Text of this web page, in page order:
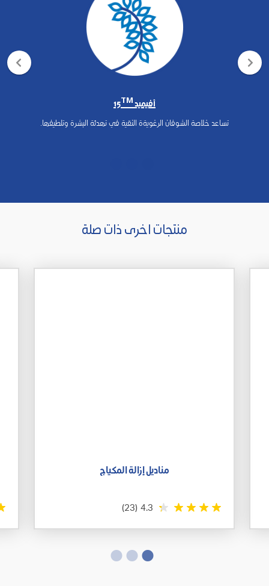
أفيميد 15ᵀᴹ
تساعد خلاصة الشوفان الرغويةة النقية في تهدئة البشرة وتلطيفها.
منتجات اخرى ذات صلة
مناديل إزالة المكياج
4.3
(23)